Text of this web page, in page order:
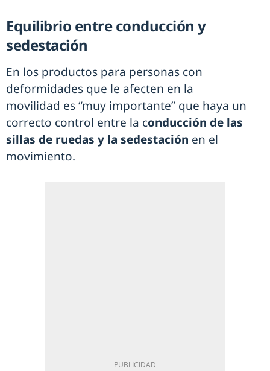
Equilibrio entre conducción y
sedestación
En los productos para personas con
deformidades que le afecten en la
movilidad es “muy importante” que haya un
correcto control entre la conducción de las
sillas de ruedas y la sedestación en el
movimiento.